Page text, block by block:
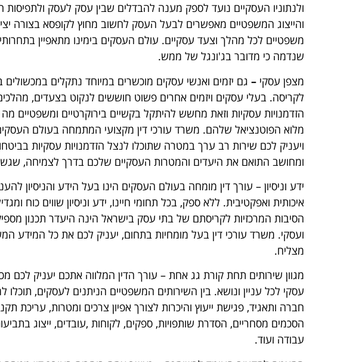
ולנתוניו העסקיים נועד לספק מענה להבדלים שבין עסק לעסק
והייצוג המשפטיים מאפשרים לבעל העסק לחשוב מחוץ לקופסא בצורה
משפטיים לכל מהלך וצעד עסקיים. עולם העסקים בימינו מתאפיין
שנדמה כי מדובר בג'ונגל של ממש.
מצפן עסקי – גם יזמים ואנשי עסקים מוכשרים במיוחד נתקלים במכשולים
לקריסה. בעלי עסקים ויזמים אחרים פשוט חוששים לנקוט בצעדים,
הזדמנויות עסקיות וזאת מחשש להיתקל בקשיים בירוקרטיים
מלוא הפוטנציאל שלהם. משרד עורכי דין מקצועי המתמחה בעולם העסקים,
ויעניק לכם שירות רב ערך במטרה שתוכלו לנצל הזדמנויות עסקיות
ומחושב התואם את היעדים והמטרות העסקיים שלכם בדרך לצמיחה, שגשוג
ידע וניסיון – עורך דין מומחה בעולם העסקים הינו בעל הידע והניסיון
איכותית ואפקטיבית. ללא ספק, בכל תחומי חיינו, ידע וניסיון שווים כוח
הסיבות המרכזיות לקריסתם של בתי עסק בישראל הינה היעדר תכנון
ועסקי. משרד עורכי דין בעל מומחיות בתחום, יעניק לכם את כל המידע
מצליח.
מגוון שירותים תחת קורת גג אחת – עורך הדין המלווה אתכם יעניק לכם
עסקי לכל עניין ונושא. בין השירותים המשפטיים הניתנים לעסקים, תוכלו
חברה ותאגיד, פגישת ייעוץ והיכרות לצורך אפיון צרכים ומטרות, עריכת
הסכמים מסחריים, הסדרת שותפויות, ספקים, לקוחות ,עובדים, ייצוג
עבודה ועוד.